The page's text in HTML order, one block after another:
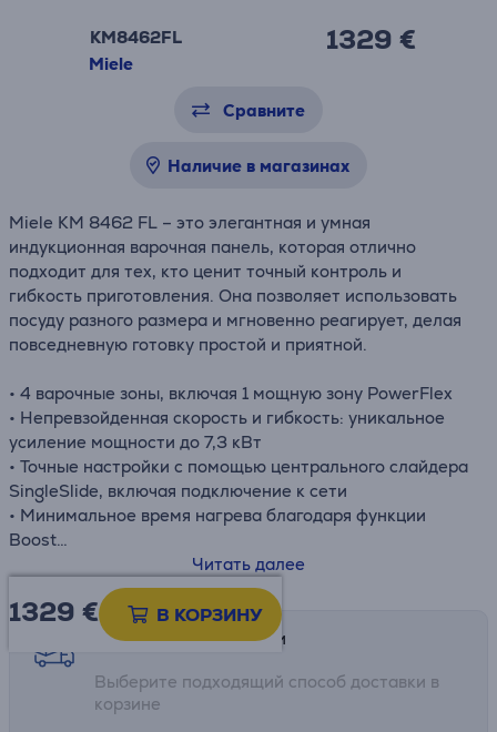
KM8462FL
Miele
1329 €
Сравните
Наличие в магазинах
Miele KM 8462 FL – это элегантная и умная
индукционная варочная панель, которая отлично
подходит для тех, кто ценит точный контроль и
гибкость приготовления. Она позволяет использовать
посуду разного размера и мгновенно реагирует, делая
повседневную готовку простой и приятной.
• 4 варочные зоны, включая 1 мощную зону PowerFlex
• Непревзойденная скорость и гибкость: уникальное
усиление мощности до 7,3 кВт
• Точные настройки с помощью центрального слайдера
SingleSlide, включая подключение к сети
• Минимальное время нагрева благодаря функции
Boost
• Ширина 620 мм для установки заподлицо или на
поверхность
Читать далее
1329 € В КОРЗИНУ
Возможности доставки
Выберите подходящий способ доставки в
корзине